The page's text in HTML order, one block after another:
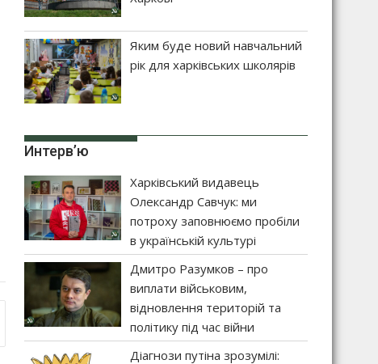
Яким буде новий навчальний
рік для харківських школярів
Интерв’ю
Харківський видавець
Олександр Савчук: ми
потроху заповнюємо пробіли
в українській культурі
Дмитро Разумков – про
виплати військовим,
відновлення територій та
політику під час війни
Діагнози путіна зрозумілі: